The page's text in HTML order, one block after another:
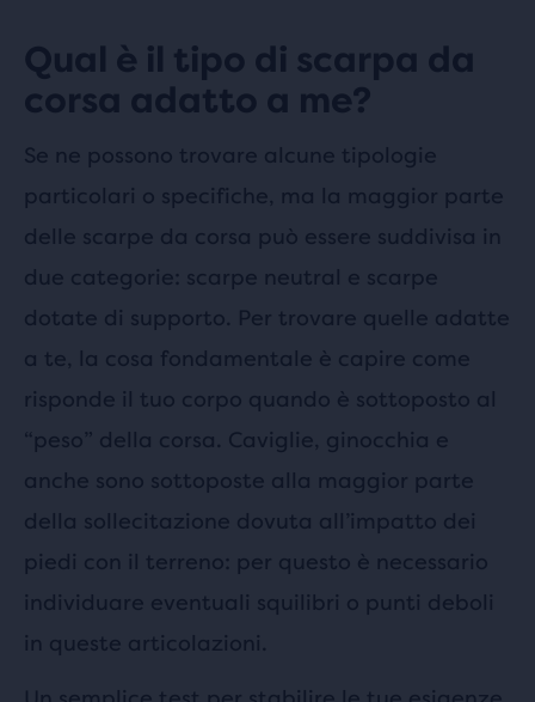
Qual è il tipo di scarpa da
corsa adatto a me?
Se ne possono trovare alcune tipologie
particolari o specifiche, ma la maggior parte
delle scarpe da corsa può essere suddivisa in
due categorie: scarpe neutral e scarpe
dotate di supporto. Per trovare quelle adatte
a te, la cosa fondamentale è capire come
risponde il tuo corpo quando è sottoposto al
“peso” della corsa. Caviglie, ginocchia e
anche sono sottoposte alla maggior parte
della sollecitazione dovuta all’impatto dei
piedi con il terreno: per questo è necessario
individuare eventuali squilibri o punti deboli
in queste articolazioni.